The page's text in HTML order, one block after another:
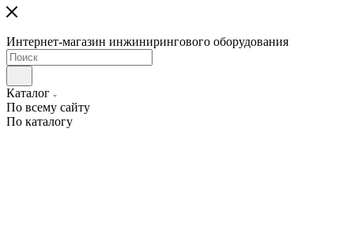
Интернет-магазин инжинирингового оборудования
Каталог
По всему сайту
По каталогу